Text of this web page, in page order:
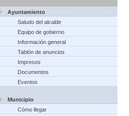
Ayuntamiento
Saludo del alcalde
Equipo de gobierno
Información general
Tablón de anuncios
Impresos
Documentos
Eventos
Municipio
Cómo llegar